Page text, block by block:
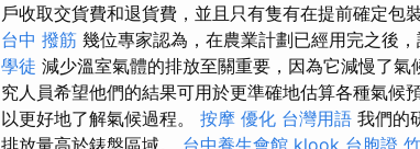
戶收取交貨費和退貨費，並且只有隻有在提前確定包
台中 撥筋 幾位專家認為，在農業計劃已經用完之後
學徒 減少溫室氣體的排放至關重要，因為它減慢了氣
究人員希望他們的結果可用於更準確地估算各種氣候
以更好地了解氣候過程。 按摩 優化 台灣用語 我們的
排放量高於錶盤區域。 台中養生會館 klook 台胞證